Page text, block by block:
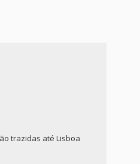
trazidas até Lisboa